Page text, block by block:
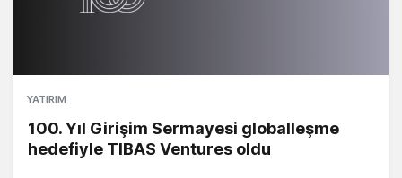
YATIRIM
100. Yıl Girişim Sermayesi globalleşme
hedefiyle TIBAS Ventures oldu